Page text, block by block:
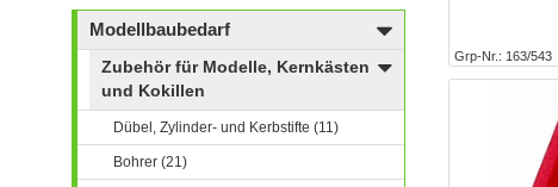
Modellbaubedarf
Zubehör für Modelle, Kernkästen
und Kokillen
Dübel, Zylinder- und Kerbstifte (11)
Bohrer (21)
Grp-Nr. 163/543